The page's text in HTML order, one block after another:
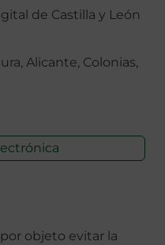
de Castilla y León
Alicante, Colonias,
objeto evitar la